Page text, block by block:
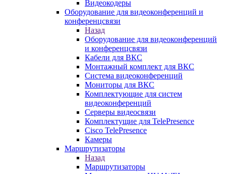
Видеокодеры
Оборудование для видеоконференций и
конференцсвязи
Назад
Оборудование для видеоконференций
и конференцсвязи
Кабели для ВКС
Монтажный комплект для ВКС
Система видеоконференций
Мониторы для ВКС
Комплектующие для систем
видеоконференций
Серверы видеосвязи
Комплектущие для TelePresence
Cisco TelePresence
Камеры
Маршрутизаторы
Назад
Маршрутизаторы